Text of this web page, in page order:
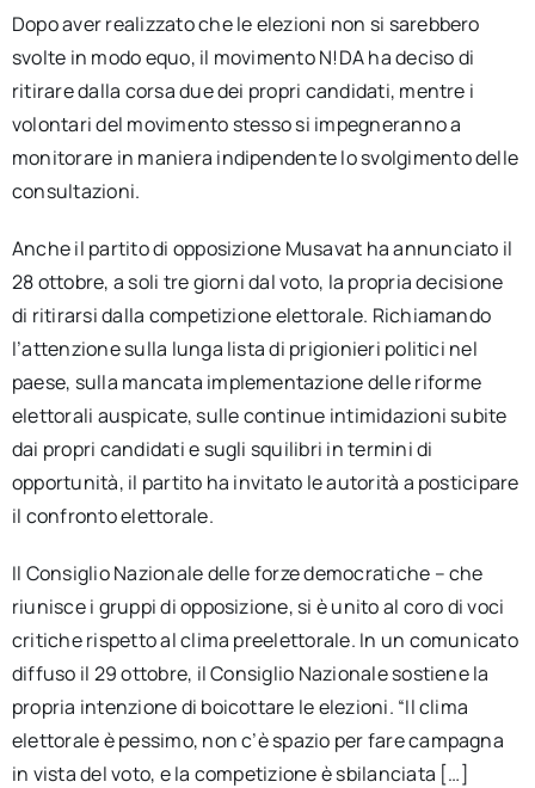
Dopo aver realizzato che le elezioni non si sarebbero
svolte in modo equo, il movimento N!DA ha deciso di
ritirare dalla corsa due dei propri candidati, mentre i
volontari del movimento stesso si impegneranno a
monitorare in maniera indipendente lo svolgimento delle
consultazioni.
Anche il partito di opposizione Musavat ha annunciato il
28 ottobre, a soli tre giorni dal voto, la propria decisione
di ritirarsi dalla competizione elettorale. Richiamando
l’attenzione sulla lunga lista di prigionieri politici nel
paese, sulla mancata implementazione delle riforme
elettorali auspicate, sulle continue intimidazioni subite
dai propri candidati e sugli squilibri in termini di
opportunità, il partito ha invitato le autorità a posticipare
il confronto elettorale.
Il Consiglio Nazionale delle forze democratiche – che
riunisce i gruppi di opposizione, si è unito al coro di voci
critiche rispetto al clima preelettorale. In un comunicato
diffuso il 29 ottobre, il Consiglio Nazionale sostiene la
propria intenzione di boicottare le elezioni. “Il clima
elettorale è pessimo, non c’è spazio per fare campagna
in vista del voto, e la competizione è sbilanciata […]